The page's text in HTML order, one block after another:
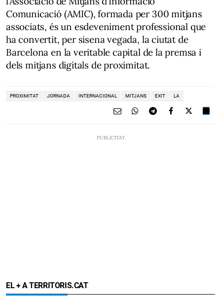
Comunicació (AMIC), formada per 300 mitjans
associats, és un esdeveniment professional que
ha convertit, per sisena vegada, la ciutat de
Barcelona en la veritable capital de la premsa i
dels mitjans digitals de proximitat.
PROXIMITAT JORNADA INTERNACIONAL MITJANS EXIT LA
EL + A TERRITORIS.CAT